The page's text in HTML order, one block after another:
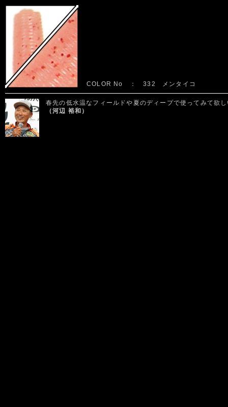
COLOR No ： 332 メンタイコ
春先の低水温なフィールドや夏のディープで使ってみて欲
（河辺 裕和）